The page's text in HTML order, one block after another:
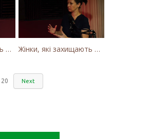
Жінки, які захищають Карпати. Оксана Станкевич Волосянчук про вітряки на високогір'ї Карпат Жінки, які захищають Карпати. Наталія Вишневська про вітряки в Закарпатті та участь громадськості
20 Next